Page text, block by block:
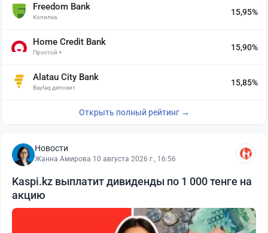
Freedom Bank
Копилка
15,95%
Home Credit Bank
Простой +
15,90%
Alatau City Bank
Baytaq депозит
15,85%
Открыть полный рейтинг →
Новости
Жанна Амирова·10 августа 2026 г., 16:56
Kaspi.kz выплатит дивиденды по 1 000 тенге на
акцию